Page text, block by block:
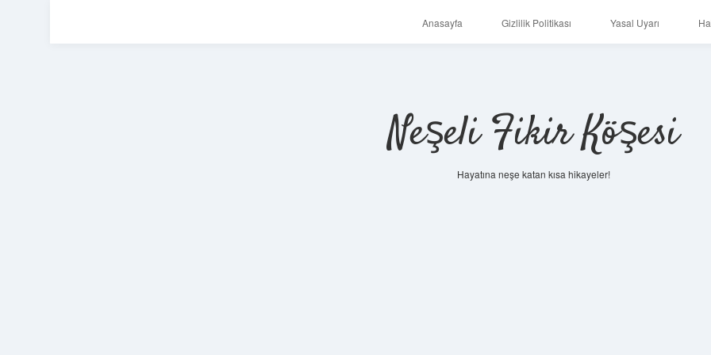
Anasayfa Gizlilik Politikası Yasal Uyarı
Neşeli Fikir Köşesi
Hayatına neşe katan kısa hikayeler!